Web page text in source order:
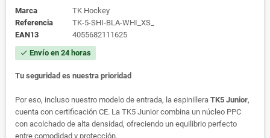
Marca
TK Hockey
Referencia
TK-5-SHI-BLA-WHI_XS_
EAN13
4055682111625
check Envío en 24 horas
Tu seguridad es nuestra prioridad
Por eso, incluso nuestro modelo de entrada, la espinillera TK5 Junior,
cuenta con certificación CE. La TK5 Junior combina un núcleo PPC
con acolchado de alta densidad, ofreciendo un equilibrio perfecto
entre comodidad y protección.